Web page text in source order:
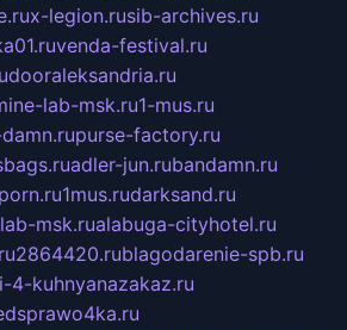
x-legion.rusib-archives.ru
venda-festival.ru
dooraleksandria.ru
lab-msk.ru1-mus.ru
purse-factory.ru
adler-jun.rubandamn.ru
1mus.rudarksand.ru
msk.rualabuga-cityhotel.ru
2864420.rublagodarenie-spb.ru
4-kuhnyanazakaz.ru